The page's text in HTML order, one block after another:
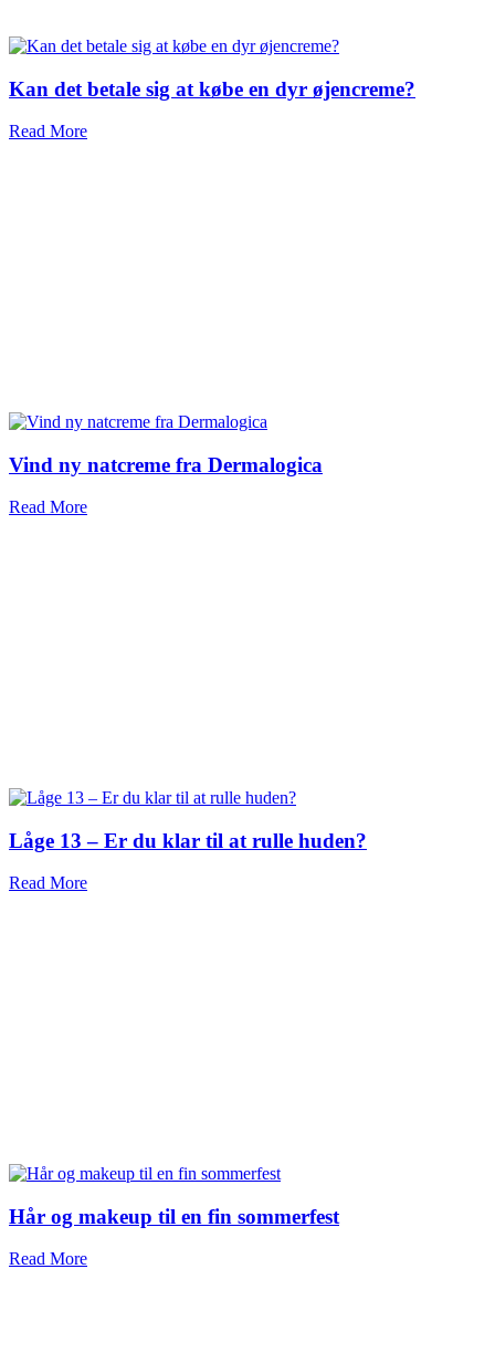
Kan det betale sig at købe en dyr øjencreme?
Read More
Vind ny natcreme fra Dermalogica
Read More
Låge 13 – Er du klar til at rulle huden?
Read More
Hår og makeup til en fin sommerfest
Read More